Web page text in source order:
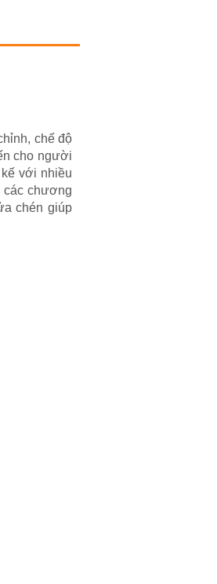
chế độ
cho người
với nhiều
các chương
chén giúp